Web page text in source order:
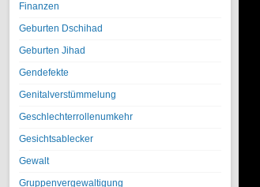
Finanzen
Geburten Dschihad
Geburten Jihad
Gendefekte
Genitalverstümmelung
Geschlechterrollenumkehr
Gesichtsablecker
Gewalt
Gruppenvergewaltigung